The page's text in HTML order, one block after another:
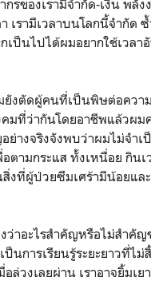
รของเรามีจำกัด-เงิน พลัง
า เรามีเวลาบนโลกนี้จำกัด
เป็นไปได้ผมอยากใช้เวลา
ยังตัดผู้คนที่เป็นพิษต่อควา
คมที่ว่ากันโดยอาชีพแล้วผม
ย่างจริงจังพบว่าผมไม่จำเ
อตามกระแส ทั้งเหนื่อย กิน
งที่ผู้ป่วยซึมเศร้ามีน้อยแล
ว่าอะไรสำคัญหรือไม่สำคัญ
นการเรียนรู้ระยะยาวที่ไ
ล่วงเลยผ่าน เราอาจยิ้มเย